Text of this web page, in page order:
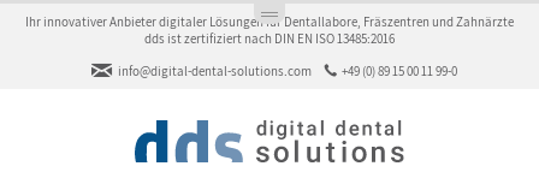
Ihr innovativer Anbieter digitaler Lösungen für Dentallabore, Fräszentren und Zahnärzte
dds ist zertifiziert nach DIN EN ISO 13485:2016
info@digital-dental-solutions.com
+49 (0) 89 15 00 11 99-0